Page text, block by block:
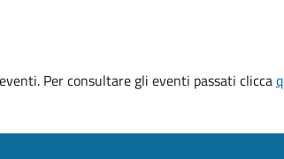
Per consultare gli eventi passati clicca